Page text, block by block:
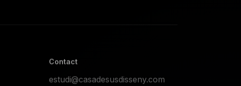
Contact
estudi@casadesusdisseny.com